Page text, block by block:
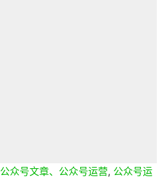
公众号文章、公众号运营, 公众号运